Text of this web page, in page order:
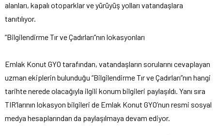
alanları, kapalı otoparklar ve yürüyüş yolları vatandaşlara
tanıtılıyor.
“Bilgilendirme Tır ve Çadırları”nın lokasyonları
Emlak Konut GYO tarafından, vatandaşların sorularını cevaplayan
uzman ekiplerin bulunduğu “Bilgilendirme Tır ve Çadırları”nın hangi
tarihte nerede olacağıyla ilgili konum bilgileri paylaşıldı. Yanı sıra
TIR’larının lokasyon bilgileri de Emlak Konut GYO’nun resmi sosyal
medya hesaplarından da paylaşılmaya devam ediyor.